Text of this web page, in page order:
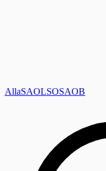
AllaSAOLSOSAOB